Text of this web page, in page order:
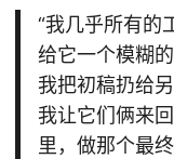
“我几乎所有的
给它一个模糊
我把初稿扔给
我让它们俩来
里，做那个最终